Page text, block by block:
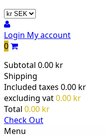
Login My account
0
Subtotal 0.00 kr
Shipping
Included taxes 0.00 kr
excluding vat0.00 kr
Total 0.00 kr
Check Out
Menu